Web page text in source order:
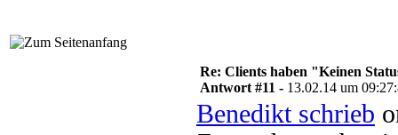
Re: Clients haben "Keinen
Antwort #11 - 13.02.14 um
Benedikt schrieb